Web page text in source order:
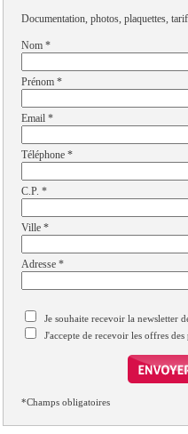
Documentation, photos, plaquettes,
Nom *
Prénom *
Email *
Téléphone *
C.P. *
Ville *
Adresse *
Je souhaite recevoir la newsletter
J'accepte de recevoir les offres
*Champs obligatoires